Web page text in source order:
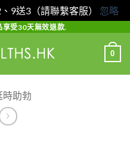
9送3（請聯繫客服） 忽略
享受30天無效退款.
0
時助勃